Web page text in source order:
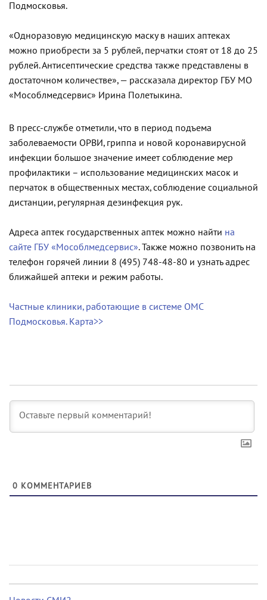
Подмосковья.
«Одноразовую медицинскую маску в наших аптеках
можно приобрести за 5 рублей, перчатки стоят от 18 до 25
рублей. Антисептические средства также представлены в
достаточном количестве», — рассказала директор ГБУ МО
«Мособлмедсервис» Ирина Полетыкина.
В пресс-службе отметили, что в период подъема
заболеваемости ОРВИ, гриппа и новой коронавирусной
инфекции большое значение имеет соблюдение мер
профилактики – использование медицинских масок и
перчаток в общественных местах, соблюдение социальной
дистанции, регулярная дезинфекция рук.
Адреса аптек государственных аптек можно найти на
сайте ГБУ «Мособлмедсервис». Также можно позвонить на
телефон горячей линии 8 (495) 748-48-80 и узнать адрес
ближайшей аптеки и режим работы.
Частные клиники, работающие в системе ОМС
Подмосковья. Карта>>
0 КОММЕНТАРИЕВ